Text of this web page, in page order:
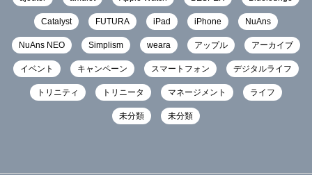
Catalyst FUTURA iPad iPhone NuAns
NuAns NEO Simplism weara アップル アーカイブ
イベント キャンペーン スマートフォン デジタルライフ
トリニティ トリニータ マネージメント ライフ
未分類 未分類